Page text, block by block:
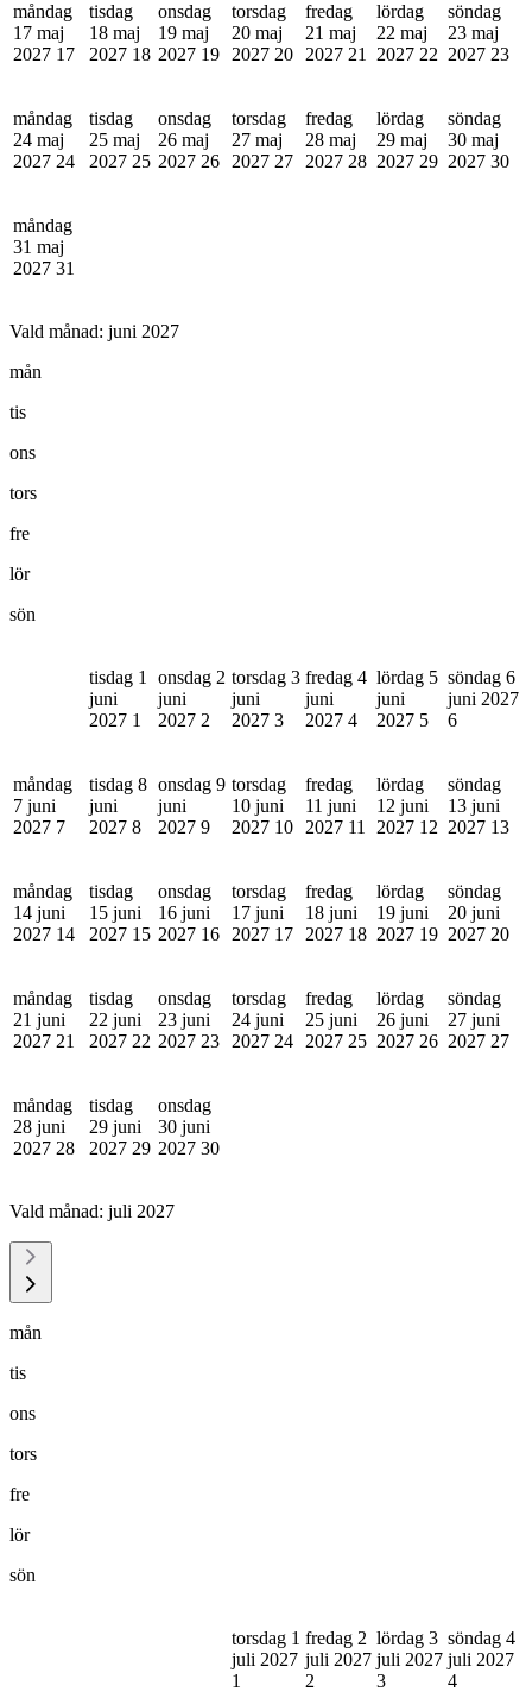
måndag
17 maj
2027 17
tisdag
18 maj
2027 18
onsdag
19 maj
2027 19
torsdag
20 maj
2027 20
fredag
21 maj
2027 21
lördag
22 maj
2027 22
söndag
23 maj
2027 23
måndag
24 maj
2027 24
tisdag
25 maj
2027 25
onsdag
26 maj
2027 26
torsdag
27 maj
2027 27
fredag
28 maj
2027 28
lördag
29 maj
2027 29
söndag
30 maj
2027 30
måndag
31 maj
2027 31
Vald månad: juni 2027
mån
tis
ons
tors
fre
lör
sön
tisdag 1
juni
2027 1
onsdag 2
juni
2027 2
torsdag 3
juni
2027 3
fredag 4
juni
2027 4
lördag 5
juni
2027 5
söndag 6
juni 2027
6
måndag
7 juni
2027 7
tisdag 8
juni
2027 8
onsdag 9
juni
2027 9
torsdag
10 juni
2027 10
fredag
11 juni
2027 11
lördag
12 juni
2027 12
söndag
13 juni
2027 13
måndag
14 juni
2027 14
tisdag
15 juni
2027 15
onsdag
16 juni
2027 16
torsdag
17 juni
2027 17
fredag
18 juni
2027 18
lördag
19 juni
2027 19
söndag
20 juni
2027 20
måndag
21 juni
2027 21
tisdag
22 juni
2027 22
onsdag
23 juni
2027 23
torsdag
24 juni
2027 24
fredag
25 juni
2027 25
lördag
26 juni
2027 26
söndag
27 juni
2027 27
måndag
28 juni
2027 28
tisdag
29 juni
2027 29
onsdag
30 juni
2027 30
Vald månad: juli 2027
mån
tis
ons
tors
fre
lör
sön
torsdag 1
juli 2027
1
fredag 2
juli 2027
2
lördag 3
juli 2027
3
söndag 4
juli 2027
4